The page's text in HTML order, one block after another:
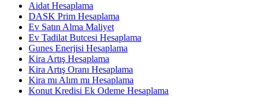
Aidat Hesaplama
DASK Prim Hesaplama
Ev Satın Alma Maliyet
Ev Tadilat Butcesi Hesaplama
Gunes Enerjisi Hesaplama
Kira Artış Hesaplama
Kira Artış Oranı Hesaplama
Kira mı Alım mı Hesaplama
Konut Kredisi Ek Odeme Hesaplama